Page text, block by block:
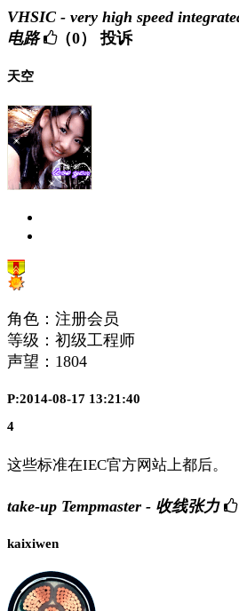
VHSIC - very high speed
电路
（0） 投诉
天空
角色：注册会员
等级：初级工程师
声望： 1804
P:2014-08-17 13:21:40
4
这些标准在IEC官方网站上都后。
take-up Tempmaster - 收线张力
kaixiwen